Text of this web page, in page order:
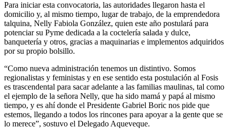
Para iniciar esta convocatoria, las autoridades llegaron hasta el
domicilio y, al mismo tiempo, lugar de trabajo, de la emprendedora
talquina, Nelly Fabiola González, quien este año postulará para
potenciar su Pyme dedicada a la coctelería salada y dulce,
banquetería y otros, gracias a maquinarias e implementos adquiridos
por su propio bolsillo.
“Como nueva administración tenemos un distintivo. Somos
regionalistas y feministas y en ese sentido esta postulación al Fosis
es trascendental para sacar adelante a las familias maulinas, tal como
el ejemplo de la señora Nelly, que ha sido mamá y papá al mismo
tiempo, y es ahí donde el Presidente Gabriel Boric nos pide que
estemos, llegando a todos los rincones para apoyar a la gente que se
lo merece”, sostuvo el Delegado Aqueveque.